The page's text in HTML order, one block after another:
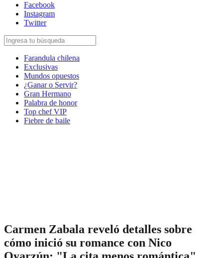
Facebook
Instagram
Twitter
Farandula chilena
Exclusivas
Mundos opuestos
¿Ganar o Servir?
Gran Hermano
Palabra de honor
Top chef VIP
Fiebre de baile
Carmen Zabala reveló detalles sobre
cómo inició su romance con Nico